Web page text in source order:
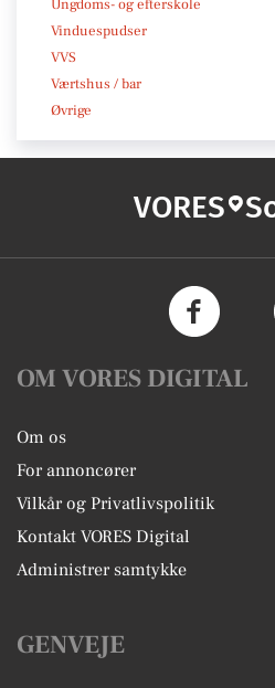
Ungdoms- og efterskole
Vinduespudser
VVS
Værtshus / bar
Øvrige
VORES
OM VORES DIGITAL
Om os
For annoncører
Vilkår og Privatlivspolitik
Kontakt VORES Digital
Administrer samtykke
GENVEJE